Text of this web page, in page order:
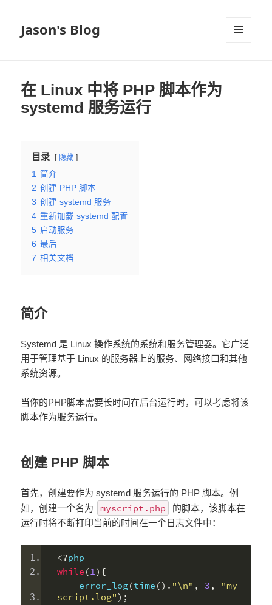
Jason's Blog
在 Linux 中将 PHP 脚本作为
systemd 服务运行
目录 隐藏
1 简介
2 创建 PHP 脚本
3 创建 systemd 服务
4 重新加载 systemd 配置
5 启动服务
6 最后
7 相关文档
简介
Systemd 是 Linux 操作系统的系统和服务管理器。它广泛
用于管理基于 Linux 的服务器上的服务、网络接口和其他
系统资源。
当你的PHP脚本需要长时间在后台运行时，可以考虑将该
脚本作为服务运行。
创建 PHP 脚本
首先，创建要作为 systemd 服务运行的 PHP 脚本。例
如，创建一个名为
myscript.php
的脚本，该脚本在
运行时将不断打印当前的时间在一个日志文件中：
<?php
while (1){
    error_log
(time (). "\n" , 3 ,
"my
script.log" );